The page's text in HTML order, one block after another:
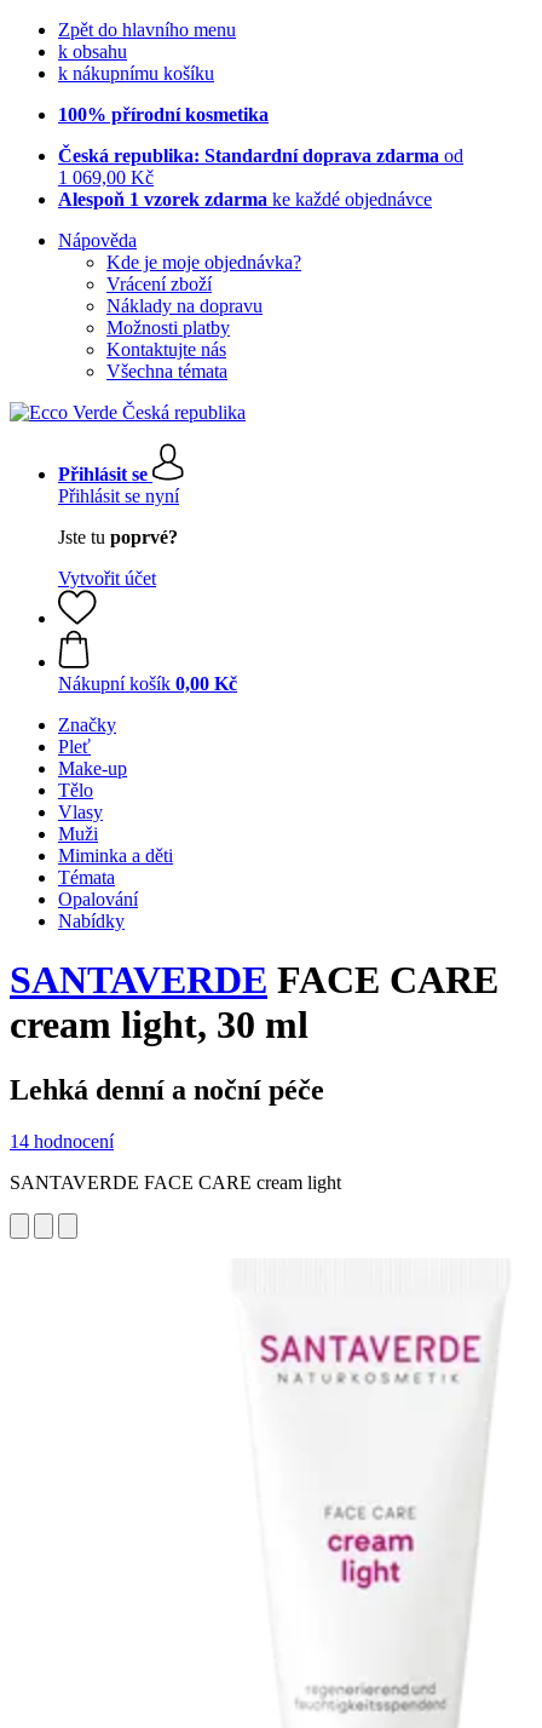
Zpět do hlavního menu
k obsahu
k nákupnímu košíku
100% přírodní kosmetika
Česká republika: Standardní doprava zdarma od
1 069,00 Kč
Alespoň 1 vzorek zdarma ke každé objednávce
Nápověda
Kde je moje objednávka?
Vrácení zboží
Náklady na dopravu
Možnosti platby
Kontaktujte nás
Všechna témata
Přihlásit se
Přihlásit se nyní
Jste tu poprvé?
Vytvořit účet
Nákupní košík 0,00 Kč
Značky
Pleť
Make-up
Tělo
Vlasy
Muži
Miminka a děti
Témata
Opalování
Nabídky
SANTAVERDE FACE CARE
cream light, 30 ml
Lehká denní a noční péče
14 hodnocení
SANTAVERDE FACE CARE cream light